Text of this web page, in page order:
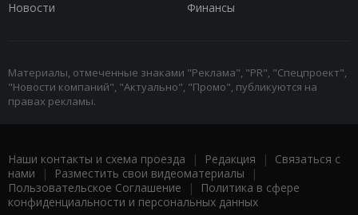
Новости
Финансы
Материалы, отмеченные знаками "Реклама", "PR", "Спецпроект",
"Новости компаний", "Актуально", "Промо", публикуются на
правах рекламы.
Наши контакты и схема проезда | Редакция | Связаться с
нами | Разместить свои видеоматериалы |
Пользовательское Соглашение |
Политика в сфере
конфиденциальности и персональных данных